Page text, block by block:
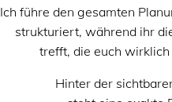
Ich führe den gesamten
strukturiert, während ihr
trefft, die euch
Hinter der